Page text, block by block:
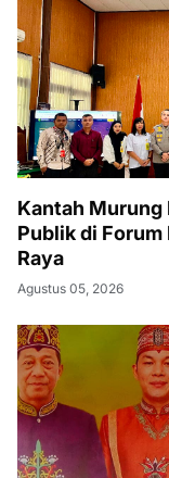
Kantah Murung
Publik di Forum
Raya
Agustus 05, 2026